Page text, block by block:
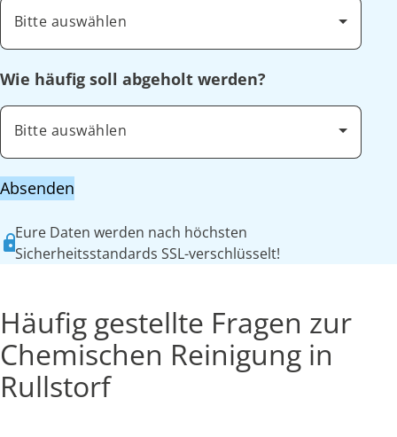
Bitte auswählen
Wie häufig soll abgeholt werden?
Bitte auswählen
Absenden
Eure Daten werden nach höchsten
Sicherheitsstandards SSL-verschlüsselt!
Häufig gestellte Fragen zur
Chemischen Reinigung in
Rullstorf